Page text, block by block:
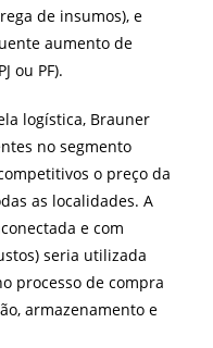
de insumos), e
aumento de
ou PF).
logística, Brauner
no segmento
o preço da
as localidades. A
e com
seria utilizada
processo de compra
armazenamento e